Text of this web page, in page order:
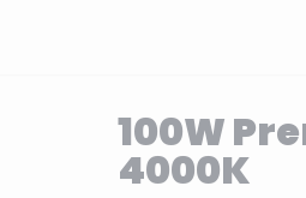
100W
4000K